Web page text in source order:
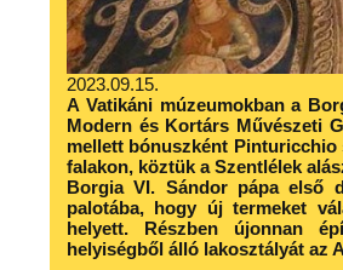
2023.09.15.
A Vatikáni múzeumokban a
Modern és Kortárs Művészeti
mellett bónuszként
falakon, köztük a Szentlélek
Borgia VI. Sándor pápa első
palotába, hogy új termeket
helyett. Részben újonnan
helyiségből álló lakosztályát az